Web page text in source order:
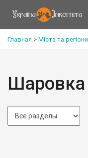
Главная > Міста та регіони
Шаровка